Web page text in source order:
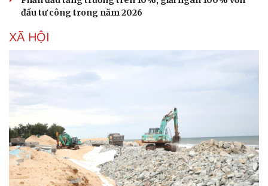
đầu tư công trong năm 2026
XÃ HỘI